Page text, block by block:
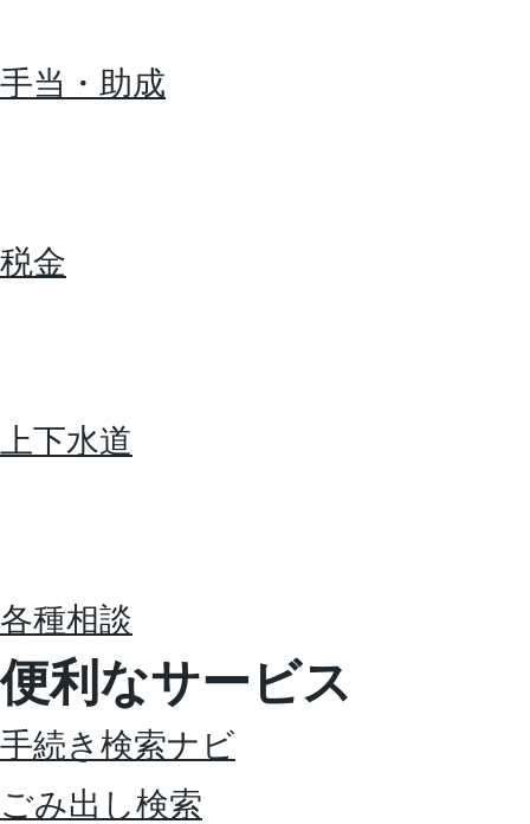
手当・助成
税金
上下水道
各種相談
便利なサービス
手続き検索ナビ
ごみ出し検索